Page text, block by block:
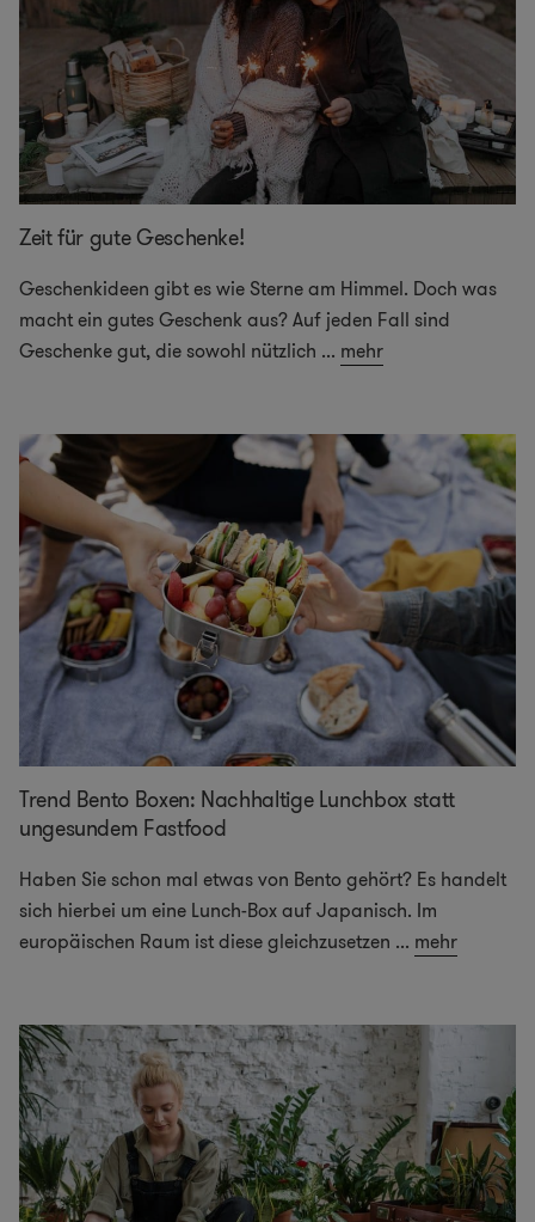
Zeit für gute Geschenke!
Geschenkideen gibt es wie Sterne am Himmel. Doch was
macht ein gutes Geschenk aus? Auf jeden Fall sind
Geschenke gut, die sowohl nützlich ... mehr
Trend Bento Boxen: Nachhaltige Lunchbox statt
ungesundem Fastfood
Haben Sie schon mal etwas von Bento gehört? Es handelt
sich hierbei um eine Lunch-Box auf Japanisch. Im
europäischen Raum ist diese gleichzusetzen ... mehr